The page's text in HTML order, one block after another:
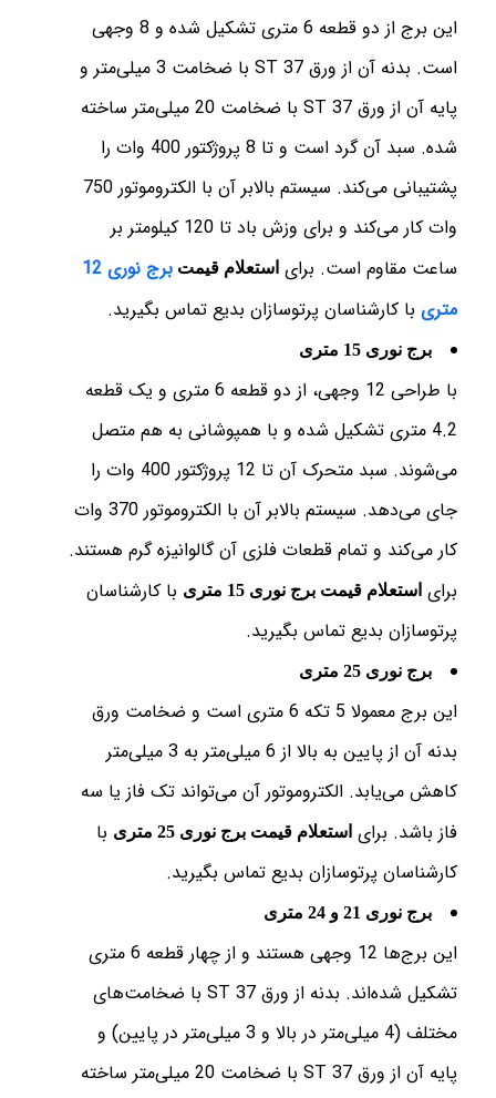
این برج از دو قطعه 6 متری تشکیل شده و 8 وجهی
است. بدنه آن از ورق ST 37 با ضخامت 3 میلی‌متر و
پایه آن از ورق ST 37 با ضخامت 20 میلی‌متر ساخته
شده. سبد آن گرد است و تا 8 پروژکتور 400 وات را
پشتیبانی می‌کند. سیستم بالابر آن با الکتروموتور 750
وات کار می‌کند و برای وزش باد تا 120 کیلومتر بر
ساعت مقاوم است. برای استعلام قیمت
برج نوری 12
متری با کارشناسان پرتوسازان بدیع تماس بگیرید.
برج نوری 15 متری
با طراحی 12 وجهی، از دو قطعه 6 متری و یک قطعه
4.2 متری تشکیل شده و با همپوشانی به هم متصل
می‌شوند. سبد متحرک آن تا 12 پروژکتور 400 وات را
جای می‌دهد. سیستم بالابر آن با الکتروموتور 370 وات
کار می‌کند و تمام قطعات فلزی آن گالوانیزه گرم هستند.
برای استعلام قیمت برج نوری 15 متری
با کارشناسان
پرتوسازان بدیع تماس بگیرید.
برج نوری 25 متری
این برج معمولا 5 تکه 6 متری است و ضخامت ورق
بدنه آن از پایین به بالا از 6 میلی‌متر به 3 میلی‌متر
کاهش می‌یابد. الکتروموتور آن می‌تواند تک فاز یا سه
فاز باشد. برای استعلام قیمت برج نوری 25 متری
با
کارشناسان پرتوسازان بدیع تماس بگیرید.
برج نوری 21 و 24 متری
این برج‌ها 12 وجهی هستند و از چهار قطعه 6 متری
تشکیل شده‌اند. بدنه از ورق ST 37 با ضخامت‌های
مختلف (4 میلی‌متر در بالا و 3 میلی‌متر در پایین) و
پایه آن از ورق ST 37 با ضخامت 20 میلی‌متر ساخته